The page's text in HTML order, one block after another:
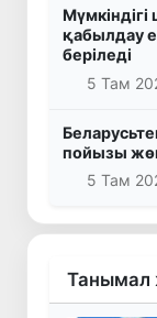
қабылдау
беріледі
5 Там
пойызы
5 Там
Танымал